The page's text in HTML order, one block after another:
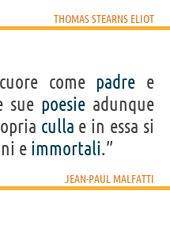
THOMAS STEARNS ELIOT
come padre e
sue poesie adunque
culla e in essa si
e immortali.”
JEAN-PAUL MALFATTI